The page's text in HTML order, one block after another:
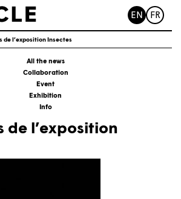
EN FR
de l’exposition Insectes
All the news
Collaboration
Event
Exhibition
Info
de l’exposition